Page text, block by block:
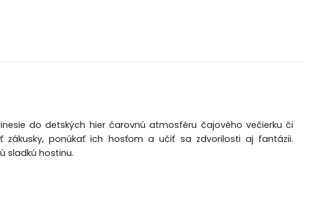
do detských hier čarovnú atmosféru čajového večierku či
ponúkať ich hosťom a učiť sa zdvorilosti aj fantázii.
sladkú hostinu.